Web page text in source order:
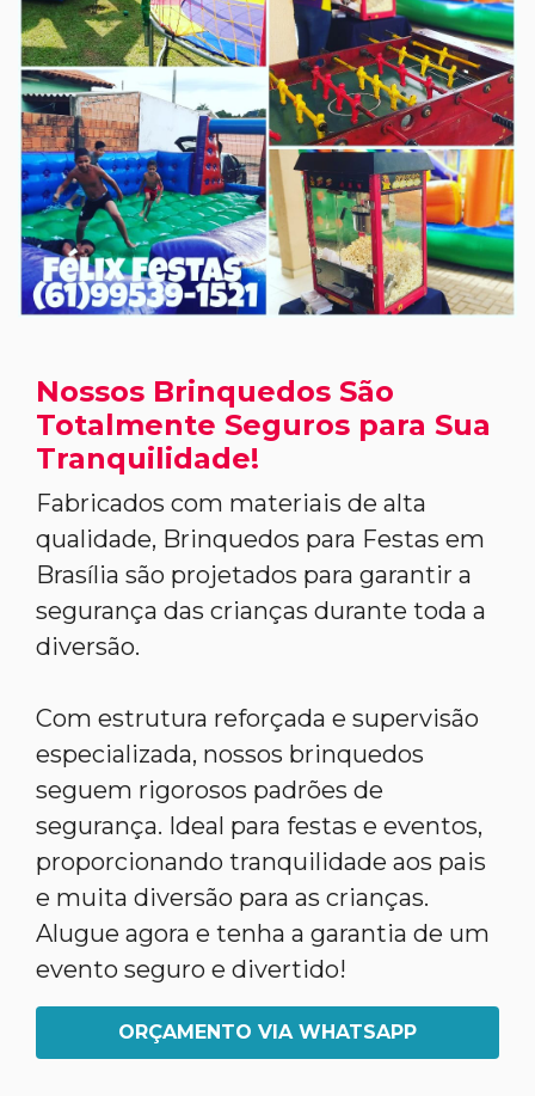
Nossos Brinquedos São
Totalmente Seguros para Sua
Tranquilidade!
Fabricados com materiais de alta
qualidade, Brinquedos para Festas em
Brasília são projetados para garantir a
segurança das crianças durante toda a
diversão.
Com estrutura reforçada e supervisão
especializada, nossos brinquedos
seguem rigorosos padrões de
segurança. Ideal para festas e eventos,
proporcionando tranquilidade aos pais
e muita diversão para as crianças.
Alugue agora e tenha a garantia de um
evento seguro e divertido!
ORÇAMENTO VIA WHATSAPP